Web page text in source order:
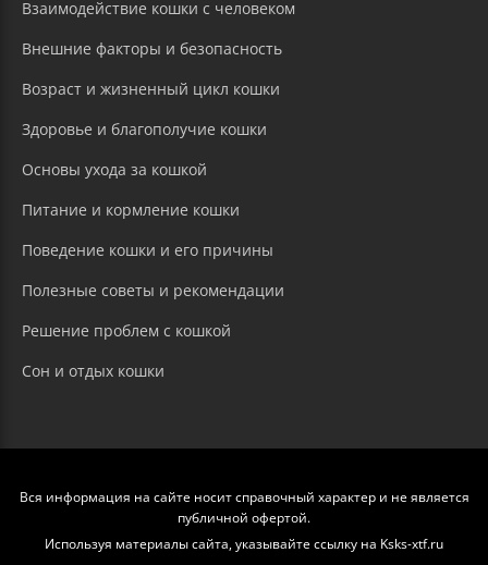
Взаимодействие кошки с человеком
Внешние факторы и безопасность
Возраст и жизненный цикл кошки
Здоровье и благополучие кошки
Основы ухода за кошкой
Питание и кормление кошки
Поведение кошки и его причины
Полезные советы и рекомендации
Решение проблем с кошкой
Сон и отдых кошки
Вся информация на сайте носит справочный характер и не является
публичной офертой.
Используя материалы сайта, указывайте ссылку на Ksks-xtf.ru